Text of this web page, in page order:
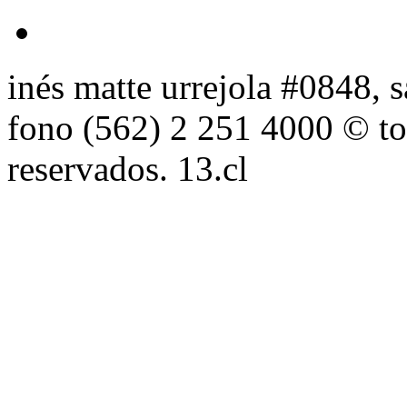
inés matte urrejola #0848,
fono (562) 2 251 4000 ©
reservados. 13.cl